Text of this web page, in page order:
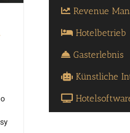
Revenue
Hotelbetrieb
Gasterlebnis
Künstliche